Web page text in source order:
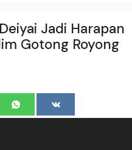
Jadi Harapan
Gotong Royong